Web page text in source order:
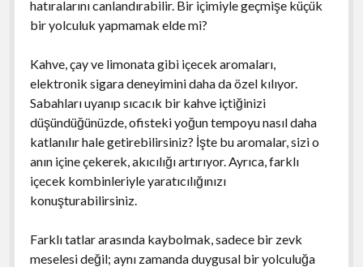
hatıralarını canlandırabilir. Bir içimiyle geçmişe küçük
bir yolculuk yapmamak elde mi?
Kahve, çay ve limonata gibi içecek aromaları,
elektronik sigara deneyimini daha da özel kılıyor.
Sabahları uyanıp sıcacık bir kahve içtiğinizi
düşündüğünüzde, ofisteki yoğun tempoyu nasıl daha
katlanılır hale getirebilirsiniz? İşte bu aromalar, sizi o
anın içine çekerek, akıcılığı artırıyor. Ayrıca, farklı
içecek kombinleriyle yaratıcılığınızı
konuşturabilirsiniz.
Farklı tatlar arasında kaybolmak, sadece bir zevk
meselesi değil; aynı zamanda duygusal bir yolculuğa